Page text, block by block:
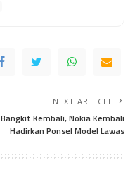
NEXT ARTICLE
Bangkit Kembali, Nokia Kembali
Hadirkan Ponsel Model Lawas